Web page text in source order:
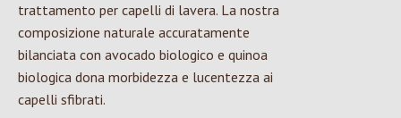
trattamento per capelli di lavera. La nostra
composizione naturale accuratamente
bilanciata con avocado biologico e quinoa
biologica dona morbidezza e lucentezza ai
capelli sfibrati.